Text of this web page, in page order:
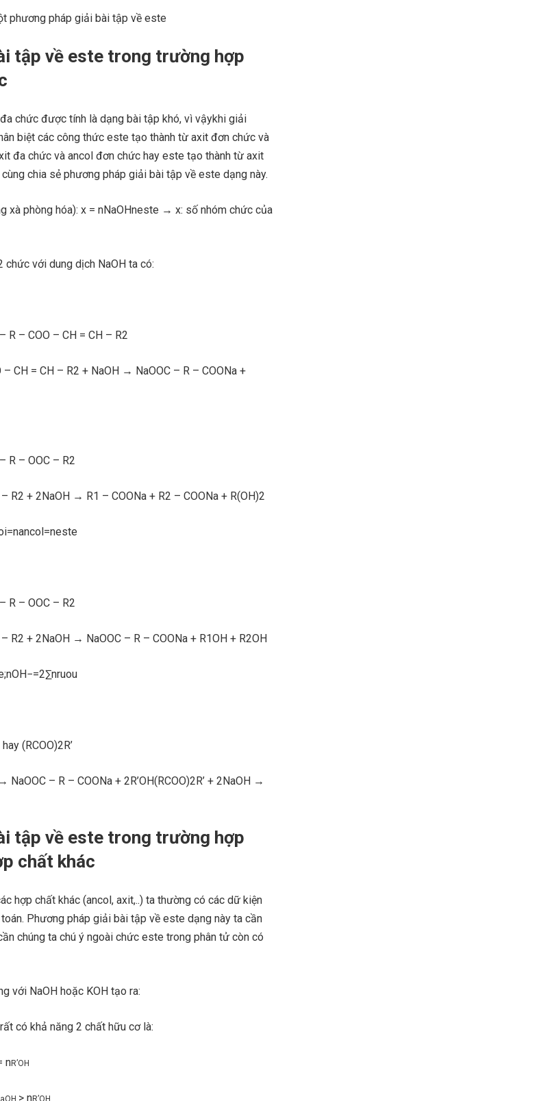
phương pháp giải bài tập về este
tập về este trong trường hợp
chức được tính là dạng bài tập khó, vì vậykhi giải
biệt các công thức este tạo thành từ axit đơn chức và
đa chức và ancol đơn chức hay este tạo thành từ axit
chia sẻ phương pháp giải bài tập về este dạng này.
xà phòng hóa): x = nNaOHneste → x: số nhóm chức của
với dung dịch NaOH ta có:
R – COO – CH = CH – R2
CH = CH – R2 + NaOH → NaOOC – R – COONa +
R – OOC – R2
R2 + 2NaOH → R1 – COONa + R2 – COONa + R(OH)2
R – OOC – R2
R2 + 2NaOH → NaOOC – R – COONa + R1OH + R2OH
(RCOO)2R’
NaOOC – R – COONa + 2R’OH(RCOO)2R’ + 2NaOH →
tập về este trong trường hợp
chất khác
hợp chất khác (ancol, axit,..) ta thường có các dữ kiện
Phương pháp giải bài tập về este dạng này ta cần
chúng ta chú ý ngoài chức este trong phân tử còn có
với NaOH hoặc KOH tạo ra:
có khả năng 2 chất hữu cơ là:
nR’OH
> nR’OH